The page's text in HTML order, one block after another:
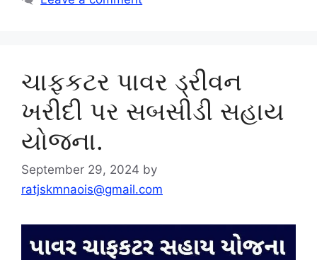
ચાફકટર પાવર ડ્રીવન
ખરીદી પર સબસીડી સહાય
યોજના.
September 29, 2024 by
ratjskmnaois@gmail.com